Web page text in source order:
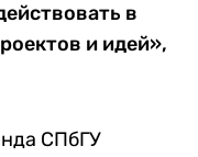
в
и идей»,
СПбГУ